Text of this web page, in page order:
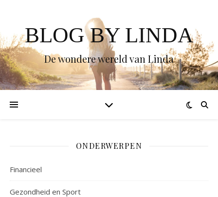
BLOG BY LINDA
De wondere wereld van Linda
ONDERWERPEN
Financieel
Gezondheid en Sport